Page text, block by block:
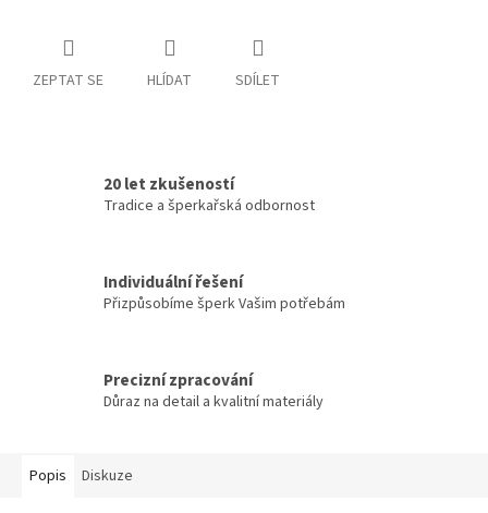
ZEPTAT SE HLÍDAT SDÍLET
20 let zkušeností
Tradice a šperkařská odbornost
Individuální řešení
Přizpůsobíme šperk Vašim potřebám
Precizní zpracování
Důraz na detail a kvalitní materiály
Popis Diskuze